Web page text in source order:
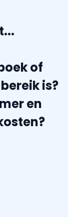
of
is?
en